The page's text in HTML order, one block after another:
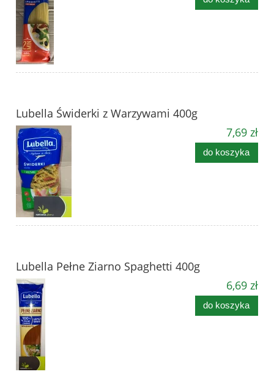
Lubella Świderki z Warzywami 400g
7,69 zł
do koszyka
Lubella Pełne Ziarno Spaghetti 400g
6,69 zł
do koszyka